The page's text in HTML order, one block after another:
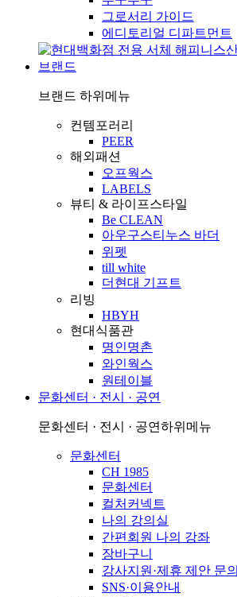
그로서리 가이드
에디토리얼 디파트먼트
브랜드
브랜드 하위메뉴
컨템포러리
PEER
해외패션
오프웍스
LABELS
뷰티 & 라이프스타일
Be CLEAN
아우구스티누스 바더
위펫
till white
더현대 기프트
리빙
HBYH
현대식품관
명인명촌
와인웍스
원테이블
문화센터 · 전시 · 공연
문화센터 · 전시 · 공연하위메뉴
문화센터
CH 1985
문화센터
컬처커넥트
나의 강의실
간편회원 나의 강좌
장바구니
강사지원·제휴 제안 문의
SNS·이용안내